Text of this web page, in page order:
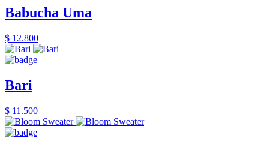
Babucha Uma
$ 12.800
Bari
$ 11.500